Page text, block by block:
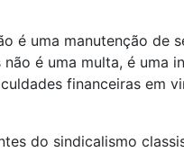
é uma manutenção de
é uma multa, é
financeiras em
do sindicalismo